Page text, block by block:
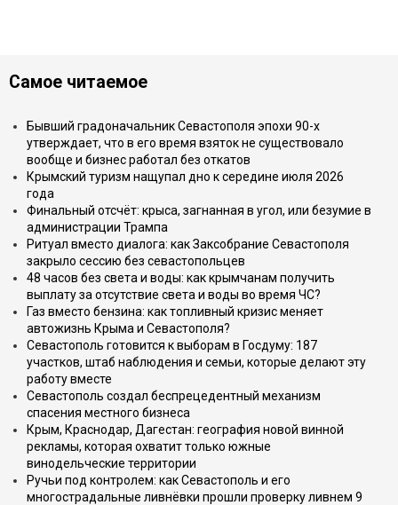
Самое читаемое
Бывший градоначальник Севастополя эпохи 90-х
утверждает, что в его время взяток не существовало
вообще и бизнес работал без откатов
Крымский туризм нащупал дно к середине июля 2026
года
Финальный отсчёт: крыса, загнанная в угол, или безумие в
администрации Трампа
Ритуал вместо диалога: как Заксобрание Севастополя
закрыло сессию без севастопольцев
48 часов без света и воды: как крымчанам получить
выплату за отсутствие света и воды во время ЧС?
Газ вместо бензина: как топливный кризис меняет
автожизнь Крыма и Севастополя?
Севастополь готовится к выборам в Госдуму: 187
участков, штаб наблюдения и семьи, которые делают эту
работу вместе
Севастополь создал беспрецедентный механизм
спасения местного бизнеса
Крым, Краснодар, Дагестан: география новой винной
рекламы, которая охватит только южные
винодельческие территории
Ручьи под контролем: как Севастополь и его
многострадальные ливнёвки прошли проверку ливнем 9